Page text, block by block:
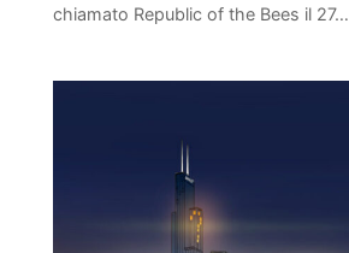
chiamato Republic of the Bees il 27…